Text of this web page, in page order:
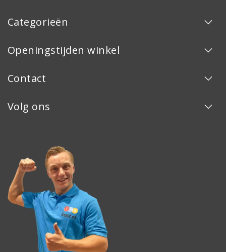
Categorieën
Openingstijden winkel
Contact
Volg ons